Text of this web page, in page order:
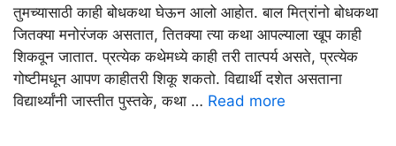
तुमच्यासाठी काही बोधकथा घेऊन आलो आहोत. बाल मित्रांनो बोधकथा
जितक्या मनोरंजक असतात, तितक्या त्या कथा आपल्याला खूप काही
शिकवून जातात. प्रत्येक कथेमध्ये काही तरी तात्पर्य असते, प्रत्येक
गोष्टीमधून आपण काहीतरी शिकू शकतो. विद्यार्थी दशेत असताना
विद्यार्थ्यांनी जास्तीत पुस्तके, कथा … Read more